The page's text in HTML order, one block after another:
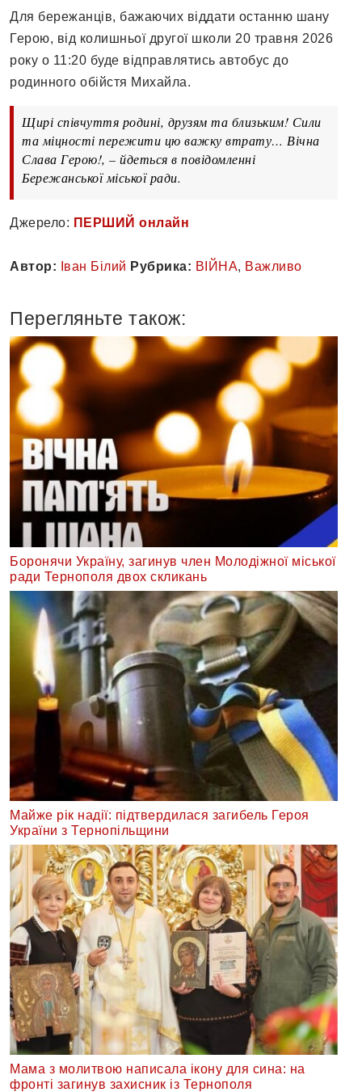
Для бережанців, бажаючих віддати останню шану
Герою, від колишньої другої школи 20 травня 2026
року о 11:20 буде відправлятись автобус до
родинного обійстя Михайла.
Щирі співчуття родині, друзям та близьким! Сили
та міцності пережити цю важку втрату… Вічна
Слава Герою!, – йдеться в повідомленні
Бережанської міської ради.
Джерело: ПЕРШИЙ онлайн
Автор: Іван Білий Рубрика: ВІЙНА, Важливо
Перегляньте також:
Боронячи Україну, загинув член Молодіжної міської
ради Тернополя двох скликань
Майже рік надії: підтвердилася загибель Героя
України з Тернопільщини
Мама з молитвою написала ікону для сина: на
фронті загинув захисник із Тернополя